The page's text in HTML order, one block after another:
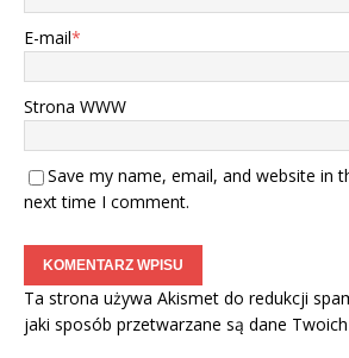
E-mail*
Strona WWW
Save my name, email, and website in
next time I comment.
Ta strona używa Akismet do redukcji
jaki sposób przetwarzane są dane